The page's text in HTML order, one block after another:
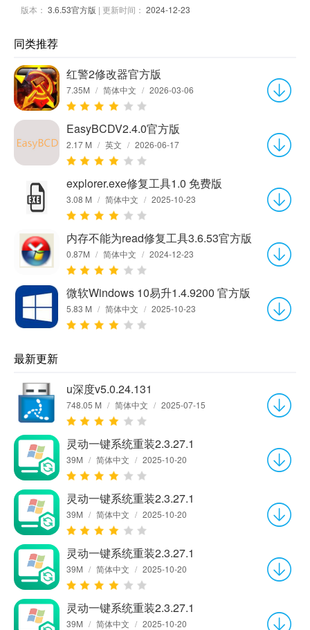
版本： 3.6.53官方版 | 更新时间： 2024-12-23
同类推荐
红警2修改器官方版
7.35M / 简体中文 / 2026-03-06
EasyBCDV2.4.0官方版
2.17 M / 英文 / 2026-06-17
explorer.exe修复工具1.0 免费版
3.08 M / 简体中文 / 2025-10-23
内存不能为read修复工具3.6.53官方版
0.87M / 简体中文 / 2024-12-23
微软Windows 10易升1.4.9200 官方版
5.83 M / 简体中文 / 2025-10-23
最新更新
u深度v5.0.24.131
748.05 M / 简体中文 / 2025-07-15
灵动一键系统重装2.3.27.1
39M / 简体中文 / 2025-10-20
灵动一键系统重装2.3.27.1
39M / 简体中文 / 2025-10-20
灵动一键系统重装2.3.27.1
39M / 简体中文 / 2025-10-20
灵动一键系统重装2.3.27.1
39M / 简体中文 / 2025-10-20